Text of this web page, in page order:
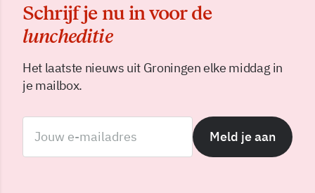
Schrijf je nu in voor de
luncheditie
Het laatste nieuws uit Groningen elke middag in
je mailbox.
Meld je aan